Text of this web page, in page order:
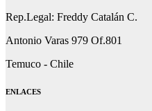
Rep.Legal: Freddy Catalán C.
Antonio Varas 979 Of.801
Temuco - Chile
ENLACES